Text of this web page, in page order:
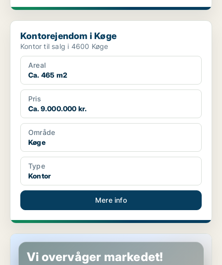
Kontorejendom i Køge
Kontorejendom i Køge
Kontor til salg i 4600 Køge
Areal
Ca. 465 m2
Pris
Ca. 9.000.000 kr.
Område
Køge
Type
Kontor
Mere info
Kontorejendom i Køge
Vi overvåger markedet!